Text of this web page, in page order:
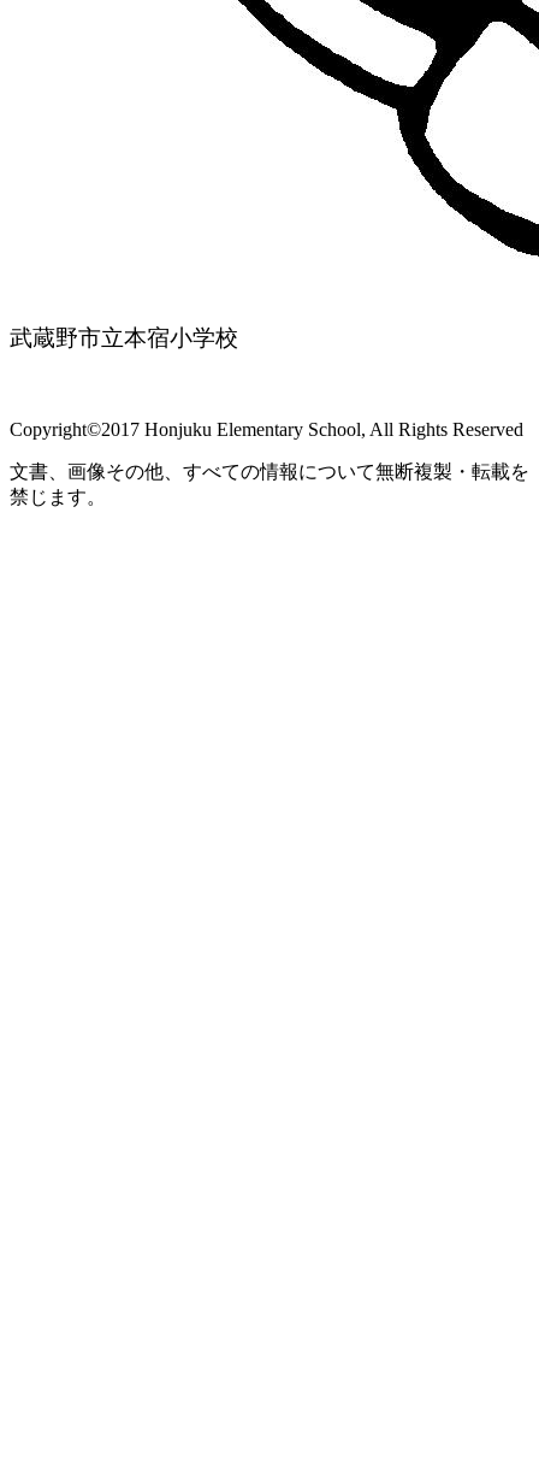
武蔵野市立本宿小学校
Copyright©2017 Honjuku Elementary School, All Rights Reserved
文書、画像その他、すべての情報について無断複製・転載を
禁じます。